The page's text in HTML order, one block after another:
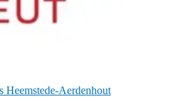
Aerdenhout